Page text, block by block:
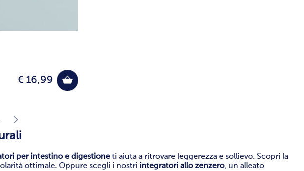
€ 16,99
per intestino e digestioneti aiuta a ritrovare leggerezza e sollievo. Scopri la
ottimale. Oppure scegli i nostri integratori allo zenzero, un alleato